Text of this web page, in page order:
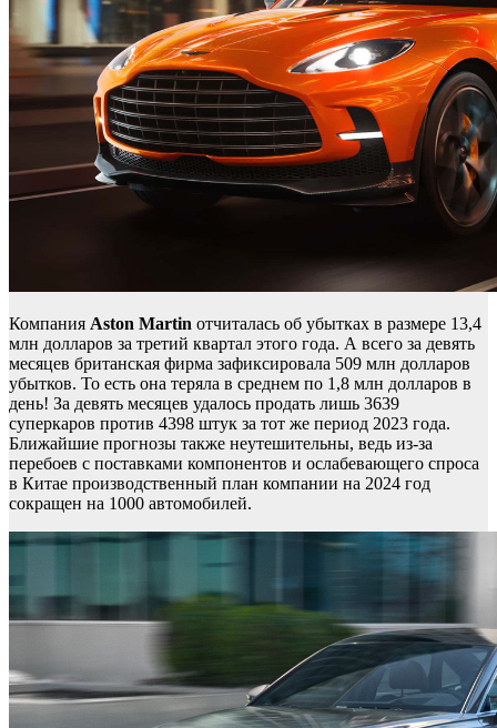
Компания Aston Martin отчиталась об убытках в размере 13,4
млн долларов за третий квартал этого года. А всего за девять
месяцев британская фирма зафиксировала 509 млн долларов
убытков. То есть она теряла в среднем по 1,8 млн долларов в
день! За девять месяцев удалось продать лишь 3639
суперкаров против 4398 штук за тот же период 2023 года.
Ближайшие прогнозы также неутешительны, ведь из-за
перебоев с поставками компонентов и ослабевающего спроса
в Китае производственный план компании на 2024 год
сокращен на 1000 автомобилей.